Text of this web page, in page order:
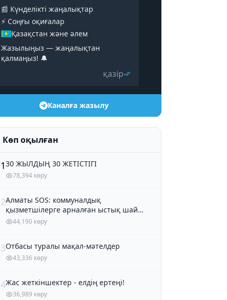
📰 Күнделікті жаңалықтар
⚡️ Соңғы оқиғалар
Қазақстан және әлем
Жазылыңыз — жаңалықтан
қалмаңыз! 🔔
қазір
Каналға жазылу
Көп оқылған
130 ЖЫЛДЫҢ 30 ЖЕТІСТІГІ
78,394 көру
2Алматы SOS: коммуналдық
қызметшілерге арналған ыстық шай
және кондитер өнімдері
44,190 көру
3Отбасы туралы мақал-мәтелдер
43,336 көру
4Жас жеткіншектер - елдің ертеңі!
36,989 көру